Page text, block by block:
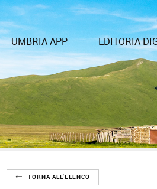
UMBRIA APP EDITORIA
TORNA ALL'ELENCO